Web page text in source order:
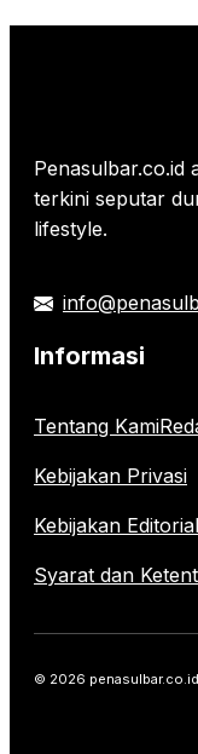
Penasulbar.co.id
terkini seputar
lifestyle.
Informasi
Tentang Kami
Kebijakan Privasi
Kebijakan
Syarat dan
© 2026 penasulbar.co.id